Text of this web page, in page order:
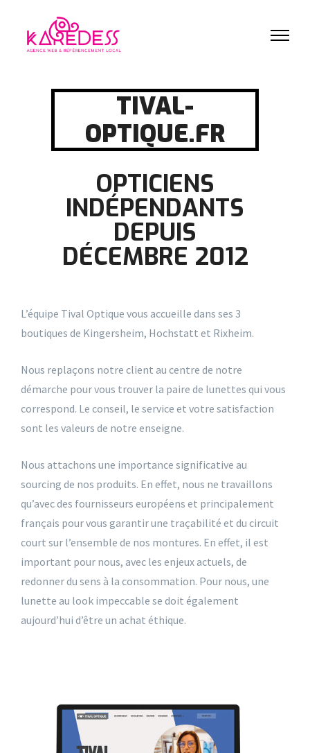
TIVAL-
OPTIQUE.FR
OPTICIENS
INDÉPENDANTS
DEPUIS
DÉCEMBRE 2012
L’équipe Tival Optique vous accueille dans ses 3
boutiques de Kingersheim, Hochstatt et Rixheim.
Nous replaçons notre client au centre de notre
démarche pour vous trouver la paire de lunettes qui vous
correspond. Le conseil, le service et votre satisfaction
sont les valeurs de notre enseigne.
Nous attachons une importance significative au
sourcing de nos produits. En effet, nous ne travaillons
qu’avec des fournisseurs européens et principalement
français pour vous garantir une traçabilité et du circuit
court sur l’ensemble de nos montures. En effet, il est
important pour nous, avec les enjeux actuels, de
redonner du sens à la consommation. Pour nous, une
lunette au look impeccable se doit également
aujourd’hui d’être un achat éthique.